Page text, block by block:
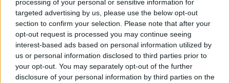
processing of your personal or sensitive information for
targeted advertising by us, please use the below opt-out
section to confirm your selection. Please note that after your
opt-out request is processed you may continue seeing
interest-based ads based on personal information utilized by
us or personal information disclosed to third parties prior to
your opt-out. You may separately opt-out of the further
disclosure of your personal information by third parties on the